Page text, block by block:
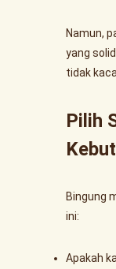
Namun,
yang
tidak
Pilih
Bingung
ini:
Apakah